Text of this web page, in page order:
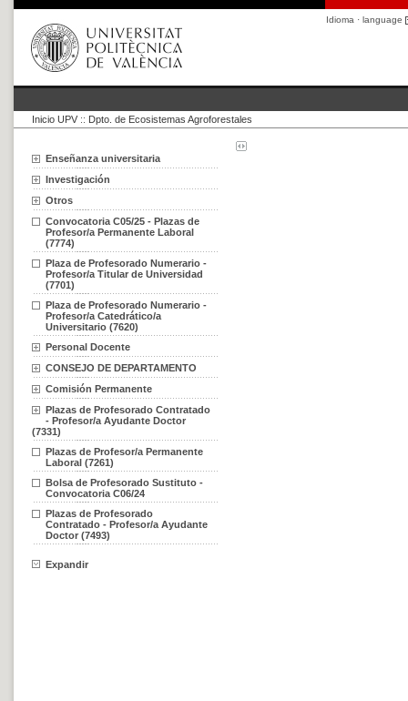
Idioma · language
Inicio UPV :: Dpto. de Ecosistemas Agroforestales
Enseñanza universitaria
Investigación
Otros
Convocatoria C05/25 - Plazas de
Profesor/a Permanente Laboral
(7774)
Plaza de Profesorado Numerario -
Profesor/a Titular de Universidad
(7701)
Plaza de Profesorado Numerario -
Profesor/a Catedrático/a
Universitario (7620)
Personal Docente
CONSEJO DE DEPARTAMENTO
Comisión Permanente
Plazas de Profesorado Contratado
- Profesor/a Ayudante Doctor
(7331)
Plazas de Profesor/a Permanente
Laboral (7261)
Bolsa de Profesorado Sustituto -
Convocatoria C06/24
Plazas de Profesorado
Contratado - Profesor/a Ayudante
Doctor (7493)
Expandir